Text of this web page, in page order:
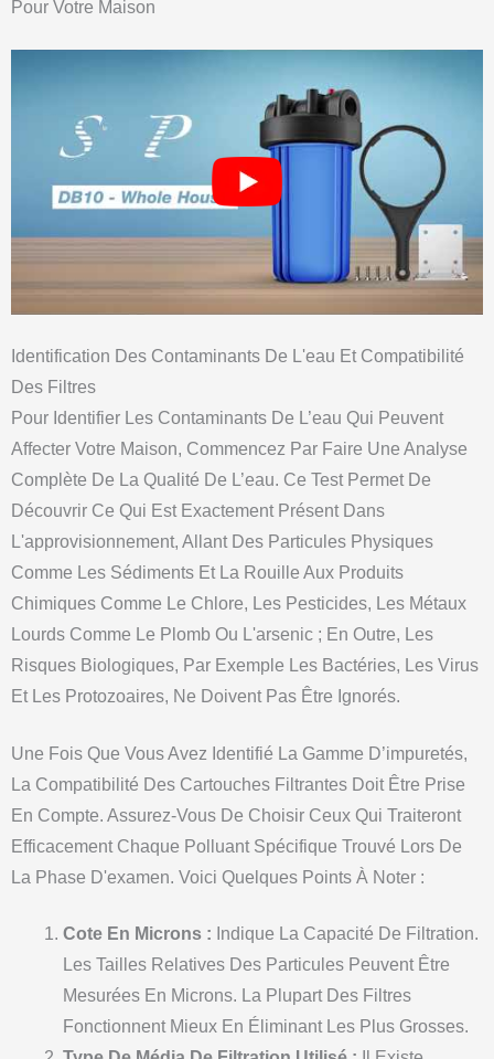
Pour Votre Maison
Identification Des Contaminants De L'eau Et Compatibilité
Des Filtres
Pour Identifier Les Contaminants De L’eau Qui Peuvent
Affecter Votre Maison, Commencez Par Faire Une Analyse
Complète De La Qualité De L’eau. Ce Test Permet De
Découvrir Ce Qui Est Exactement Présent Dans
L'approvisionnement, Allant Des Particules Physiques
Comme Les Sédiments Et La Rouille Aux Produits
Chimiques Comme Le Chlore, Les Pesticides, Les Métaux
Lourds Comme Le Plomb Ou L'arsenic ; En Outre, Les
Risques Biologiques, Par Exemple Les Bactéries, Les Virus
Et Les Protozoaires, Ne Doivent Pas Être Ignorés.
Une Fois Que Vous Avez Identifié La Gamme D’impuretés,
La Compatibilité Des Cartouches Filtrantes Doit Être Prise
En Compte. Assurez-Vous De Choisir Ceux Qui Traiteront
Efficacement Chaque Polluant Spécifique Trouvé Lors De
La Phase D'examen. Voici Quelques Points À Noter :
Cote En Microns : Indique La Capacité De Filtration.
Les Tailles Relatives Des Particules Peuvent Être
Mesurées En Microns. La Plupart Des Filtres
Fonctionnent Mieux En Éliminant Les Plus Grosses.